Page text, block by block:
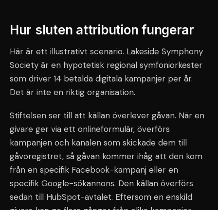
Hur sluten attribution fungerar
Här är ett illustrativt scenario. Lakeside Symphony
Society är en hypotetisk regional symfoniorkester
som driver 14 betalda digitala kampanjer per år.
Det är inte en riktig organisation.
Stiftelsen ser till att källan överlever gåvan. När en
givare ger via ett onlineformulär, överförs
kampanjen och kanalen som skickade dem till
gåvoregistret, så gåvan kommer ihåg att den kom
från en specifik Facebook-kampanj eller en
specifik Google-sökannons. Den källan överförs
sedan till HubSpot-avtalet. Eftersom en enskild